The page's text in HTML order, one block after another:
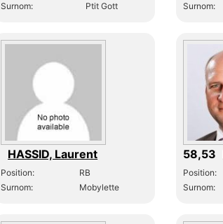
Surnom:
Ptit Gott
Surnom:
HASSID, Laurent
Position:
RB
Surnom:
Mobylette
58,53
Position:
Surnom: